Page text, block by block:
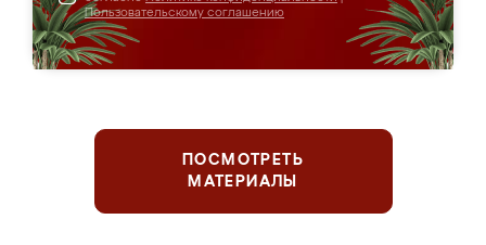
Пользовательскому соглашению
ПОСМОТРЕТЬ
МАТЕРИАЛЫ